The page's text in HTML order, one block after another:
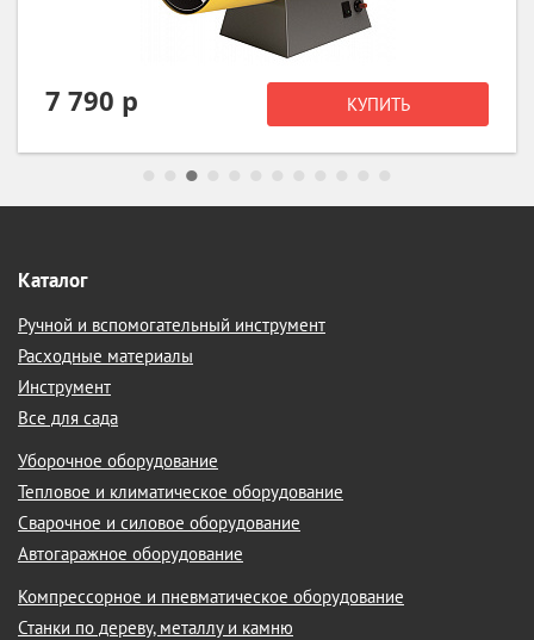
7 790 р КУПИТЬ
Каталог
Ручной и вспомогательный инструмент
Расходные материалы
Инструмент
Все для сада
Уборочное оборудование
Тепловое и климатическое оборудование
Сварочное и силовое оборудование
Автогаражное оборудование
Компрессорное и пневматическое оборудование
Станки по дереву, металлу и камню